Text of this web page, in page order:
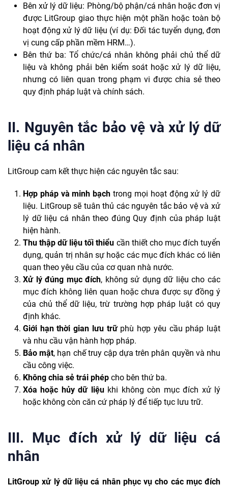
Bên xử lý dữ liệu: Phòng/bộ phận/cá nhân hoặc đơn vị
được LitGroup giao thực hiện một phần hoặc toàn bộ
hoạt động xử lý dữ liệu (ví dụ: Đối tác tuyển dụng, đơn
vị cung cấp phần mềm HRM…).
Bên thứ ba: Tổ chức/cá nhân không phải chủ thể dữ
liệu và không phải bên kiểm soát hoặc xử lý dữ liệu,
nhưng có liên quan trong phạm vi được chia sẻ theo
quy định pháp luật và chính sách.
II. Nguyên tắc bảo vệ và xử lý dữ
liệu cá nhân
LitGroup cam kết thực hiện các nguyên tắc sau:
Hợp pháp và minh bạch trong mọi hoạt động xử lý dữ
liệu. LitGroup sẽ tuân thủ các nguyên tắc bảo vệ và xử
lý dữ liệu cá nhân theo đúng Quy định của pháp luật
hiện hành.
Thu thập dữ liệu tối thiểu cần thiết cho mục đích tuyển
dụng, quản trị nhân sự hoặc các mục đích khác có liên
quan theo yêu cầu của cơ quan nhà nước.
Xử lý đúng mục đích, không sử dụng dữ liệu cho các
mục đích không liên quan hoặc chưa được sự đồng ý
của chủ thể dữ liệu, trừ trường hợp pháp luật có quy
định khác.
Giới hạn thời gian lưu trữphù hợp yêu cầu pháp luật
và nhu cầu vận hành hợp pháp.
Bảo mật, hạn chế truy cập dựa trên phân quyền và nhu
cầu công việc.
Không chia sẻ trái phép cho bên thứ ba.
Xóa hoặc hủy dữ liệukhi không còn mục đích xử lý
hoặc không còn căn cứ pháp lý để tiếp tục lưu trữ.
III. Mục đích xử lý dữ liệu cá
nhân
LitGroup xử lý dữ liệu cá nhân phục vụ cho các mục đích